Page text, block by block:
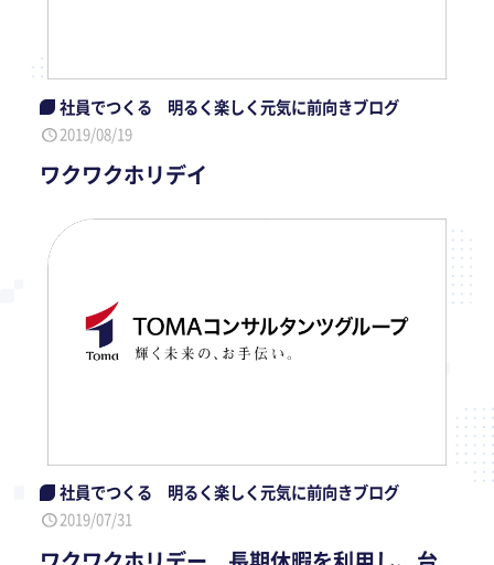
社員でつくる 明るく楽しく元気に前向きブログ
2019/08/19
ワクワクホリデイ
社員でつくる 明るく楽しく元気に前向きブログ
2019/07/31